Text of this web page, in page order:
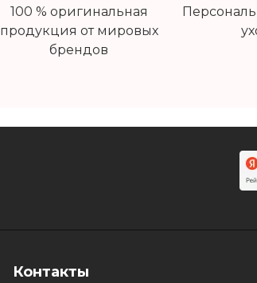
100 % оригинальная
продукция от мировых
брендов
Контакты